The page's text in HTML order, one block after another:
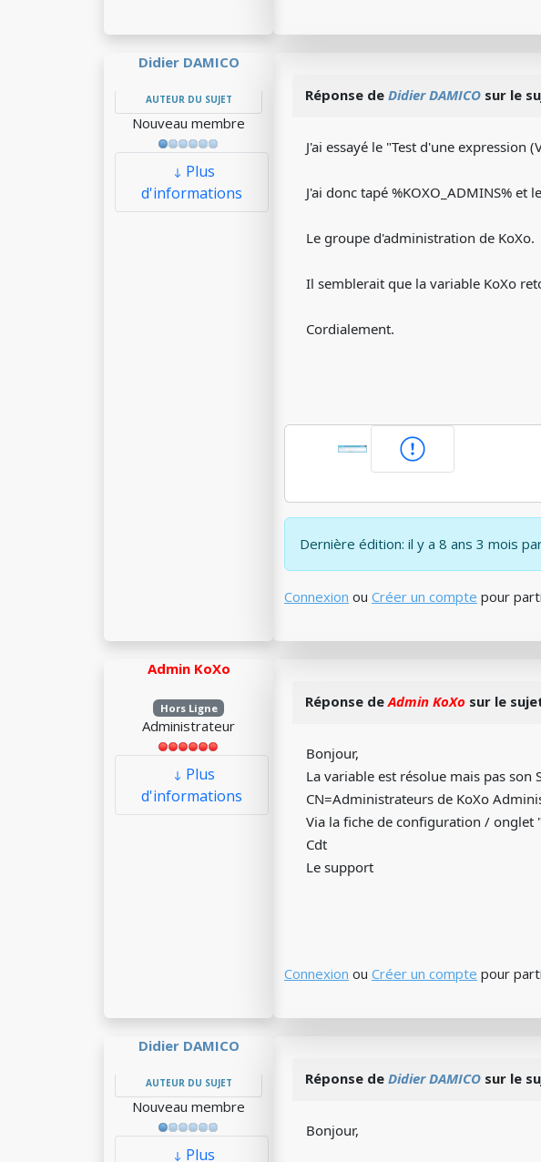
Didier DAMICO
AUTEUR DU SUJET
Nouveau membre
Plus
d'informations
Réponse de Didier DAMICO sur le
J'ai essayé le "Test d'une expression
J'ai donc tapé %KOXO_ADMINS%
Le groupe d'administration de KoXo.
Il semblerait que la variable KoXo
Cordialement.
Dernière édition: il y a 8 ans 3 mois
Connexion ou Créer un compte pour
Admin KoXo
Hors Ligne
Administrateur
Plus
d'informations
Réponse deAdmin KoXo sur le
Bonjour,
La variable est résolue mais pas son
CN=Administrateurs de KoXo
Via la fiche de configuration / onglet
Cdt
Le support
Connexion ou Créer un compte pour
Didier DAMICO
AUTEUR DU SUJET
Nouveau membre
Plus
Réponse de Didier DAMICO sur le
Bonjour,